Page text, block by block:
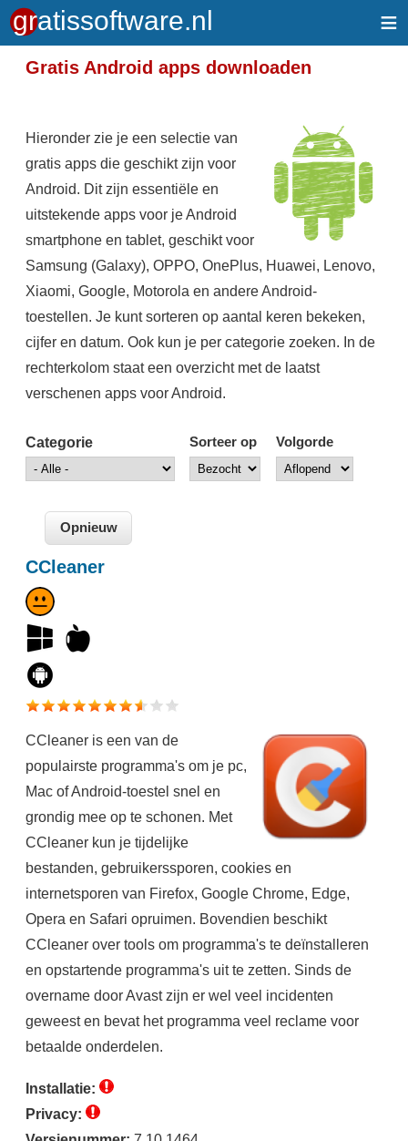
≡
Gratis Android apps downloaden
Hieronder zie je een selectie van
gratis apps die geschikt zijn voor
Android. Dit zijn essentiële en
uitstekende apps voor je Android
smartphone en tablet, geschikt voor
Samsung (Galaxy), OPPO, OnePlus, Huawei, Lenovo,
Xiaomi, Google, Motorola en andere Android-
toestellen. Je kunt sorteren op aantal keren bekeken,
cijfer en datum. Ook kun je per categoriezoeken. In de
rechterkolom staat een overzicht met de laatst
verschenen apps voor Android.
Categorie Sorteer op Volgorde
CCleaner
CCleaner is een van de
populairste programma's om je pc,
Mac of Android-toestel snel en
grondig mee op te schonen. Met
CCleaner kun je tijdelijke
bestanden, gebruikerssporen, cookies en
internetsporen van Firefox, Google Chrome, Edge,
Opera en Safari opruimen. Bovendien beschikt
CCleaner over tools om programma's te deïnstalleren
en opstartende programma's uit te zetten. Sinds de
overname door Avast zijn er wel veel incidenten
geweest en bevat het programma veel reclame voor
betaalde onderdelen.
Installatie:
Privacy: